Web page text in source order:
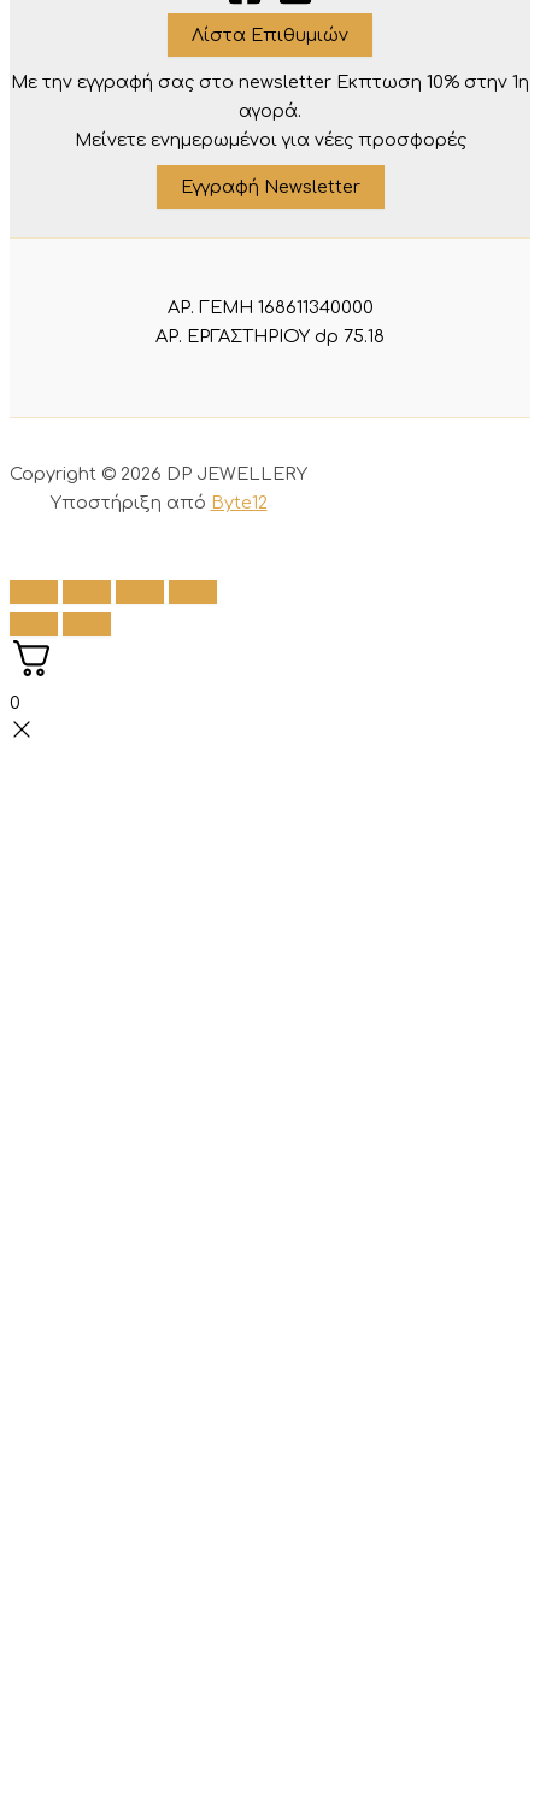
Λίστα Επιθυμιών
Με την εγγραφή σας στο newsletter Eκπτωση 10% στην 1η
αγορά.
Μείνετε ενημερωμένοι για νέες προσφορές
Εγγραφή Newsletter
ΑΡ. ΓΕΜΗ 168611340000
ΑΡ. ΕΡΓΑΣΤΗΡΙΟΥ dp 75.18
Copyright © 2026 DP JEWELLERY
Υποστήριξη από Byte12
0